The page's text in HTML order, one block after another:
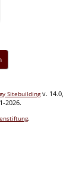
Sitebuildingv. 14.0,
2026.
.